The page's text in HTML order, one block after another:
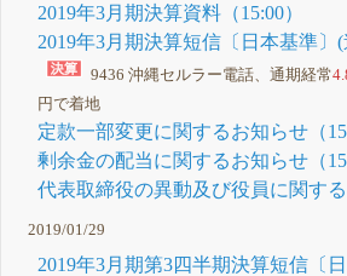
2019年3月期決算資料（15:00）
2019年3月期決算短信〔日本基準〕(
9436 沖縄セルラー電話、通期経常
円で着地
定款一部変更に関するお知らせ（
剰余金の配当に関するお知らせ（
代表取締役の異動及び役員に関する
2019/01/29
2019年3月期第3四半期決算短信〔